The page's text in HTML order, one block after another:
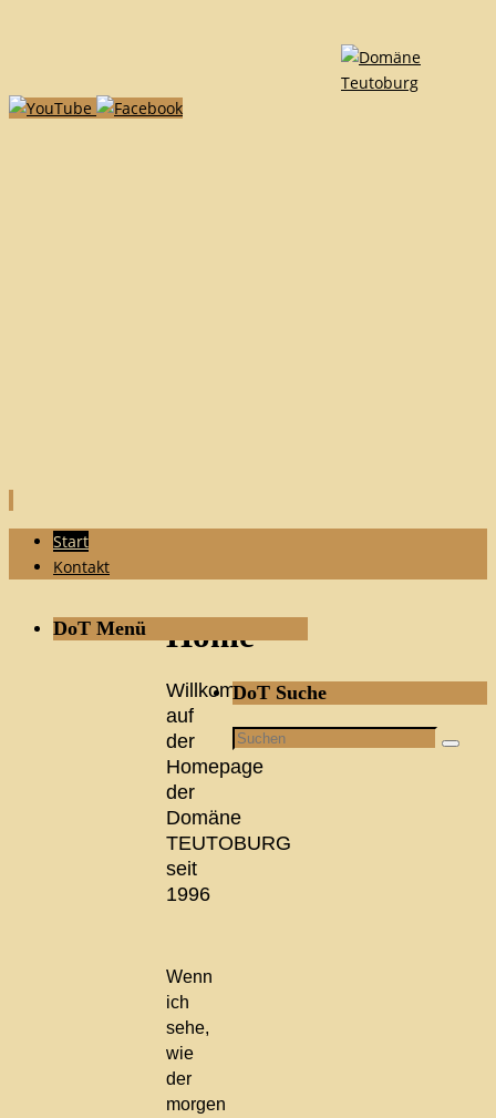
Zum
Inhalt
Start
Kontakt
Home
Willkommen
auf
der
Homepage
der
Domäne
TEUTOBURG
seit
1996
Wenn
ich
sehe,
wie
der
morgen
DoT Menü
DoT Suche
Suchen
nach: